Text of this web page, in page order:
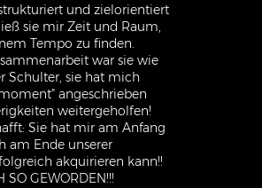
und zielorientiert
sie mir Zeit und Raum,
Tempo zu finden.
war sie wie
Schulter, sie hat mich
angeschrieben
weitergeholfen!
Sie hat mir am Anfang
am Ende unserer
akquirieren kann!!
SO GEWORDEN!!!